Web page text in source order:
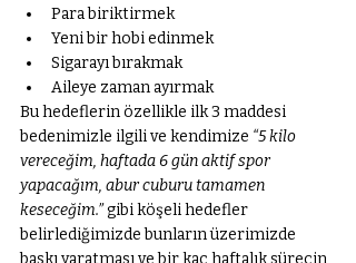
Para biriktirmek
Yeni bir hobi edinmek
Sigarayı bırakmak
Aileye zaman ayırmak
Bu hedeflerin özellikle ilk 3 maddesi
bedenimizle ilgili ve kendimize “5 kilo
vereceğim, haftada 6 gün aktif spor
yapacağım, abur cuburu tamamen
keseceğim.” gibi köşeli hedefler
belirlediğimizde bunların üzerimizde
baskı yaratması ve bir kaç haftalık sürecin